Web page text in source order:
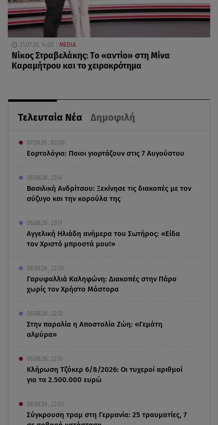
Τελευταία Νέα Δημοφιλή
07.08.26 , 03:00
Εορτολόγιο: Ποιοι γιορτάζουν στις 7 Αυγούστου
06.08.26 , 23:41
Βασιλική Ανδρίτσου: Ξεκίνησε τις διακοπές με τον
σύζυγο και την κορούλα της
06.08.26 , 23:11
Αγγελική Ηλιάδη ανήμερα του Σωτήρος: «Είδα
τον Χριστό μπροστά μου!»
06.08.26 , 22:39
Γαρυφαλλιά Καληφώνη: Διακοπές στην Πάρο
χωρίς τον Χρήστο Μάστορα
06.08.26 , 22:12
Στην παραλία η Αποστολία Ζώη: «Γεμάτη
αλμύρα»
06.08.26 , 22:10
Κλήρωση Τζόκερ 6/8/2026: Οι τυχεροί αριθμοί
για τα 2.500.000 ευρώ
06.08.26 , 22:02
Σύγκρουση τραμ στη Γερμανία: 25 τραυματίες, 7
31.07.26, 14:00 MEDIA
Νίκος Στραβελάκης: Το «αντίο» στη Μίνα
Καραμήτρου και το χειροκρότημα